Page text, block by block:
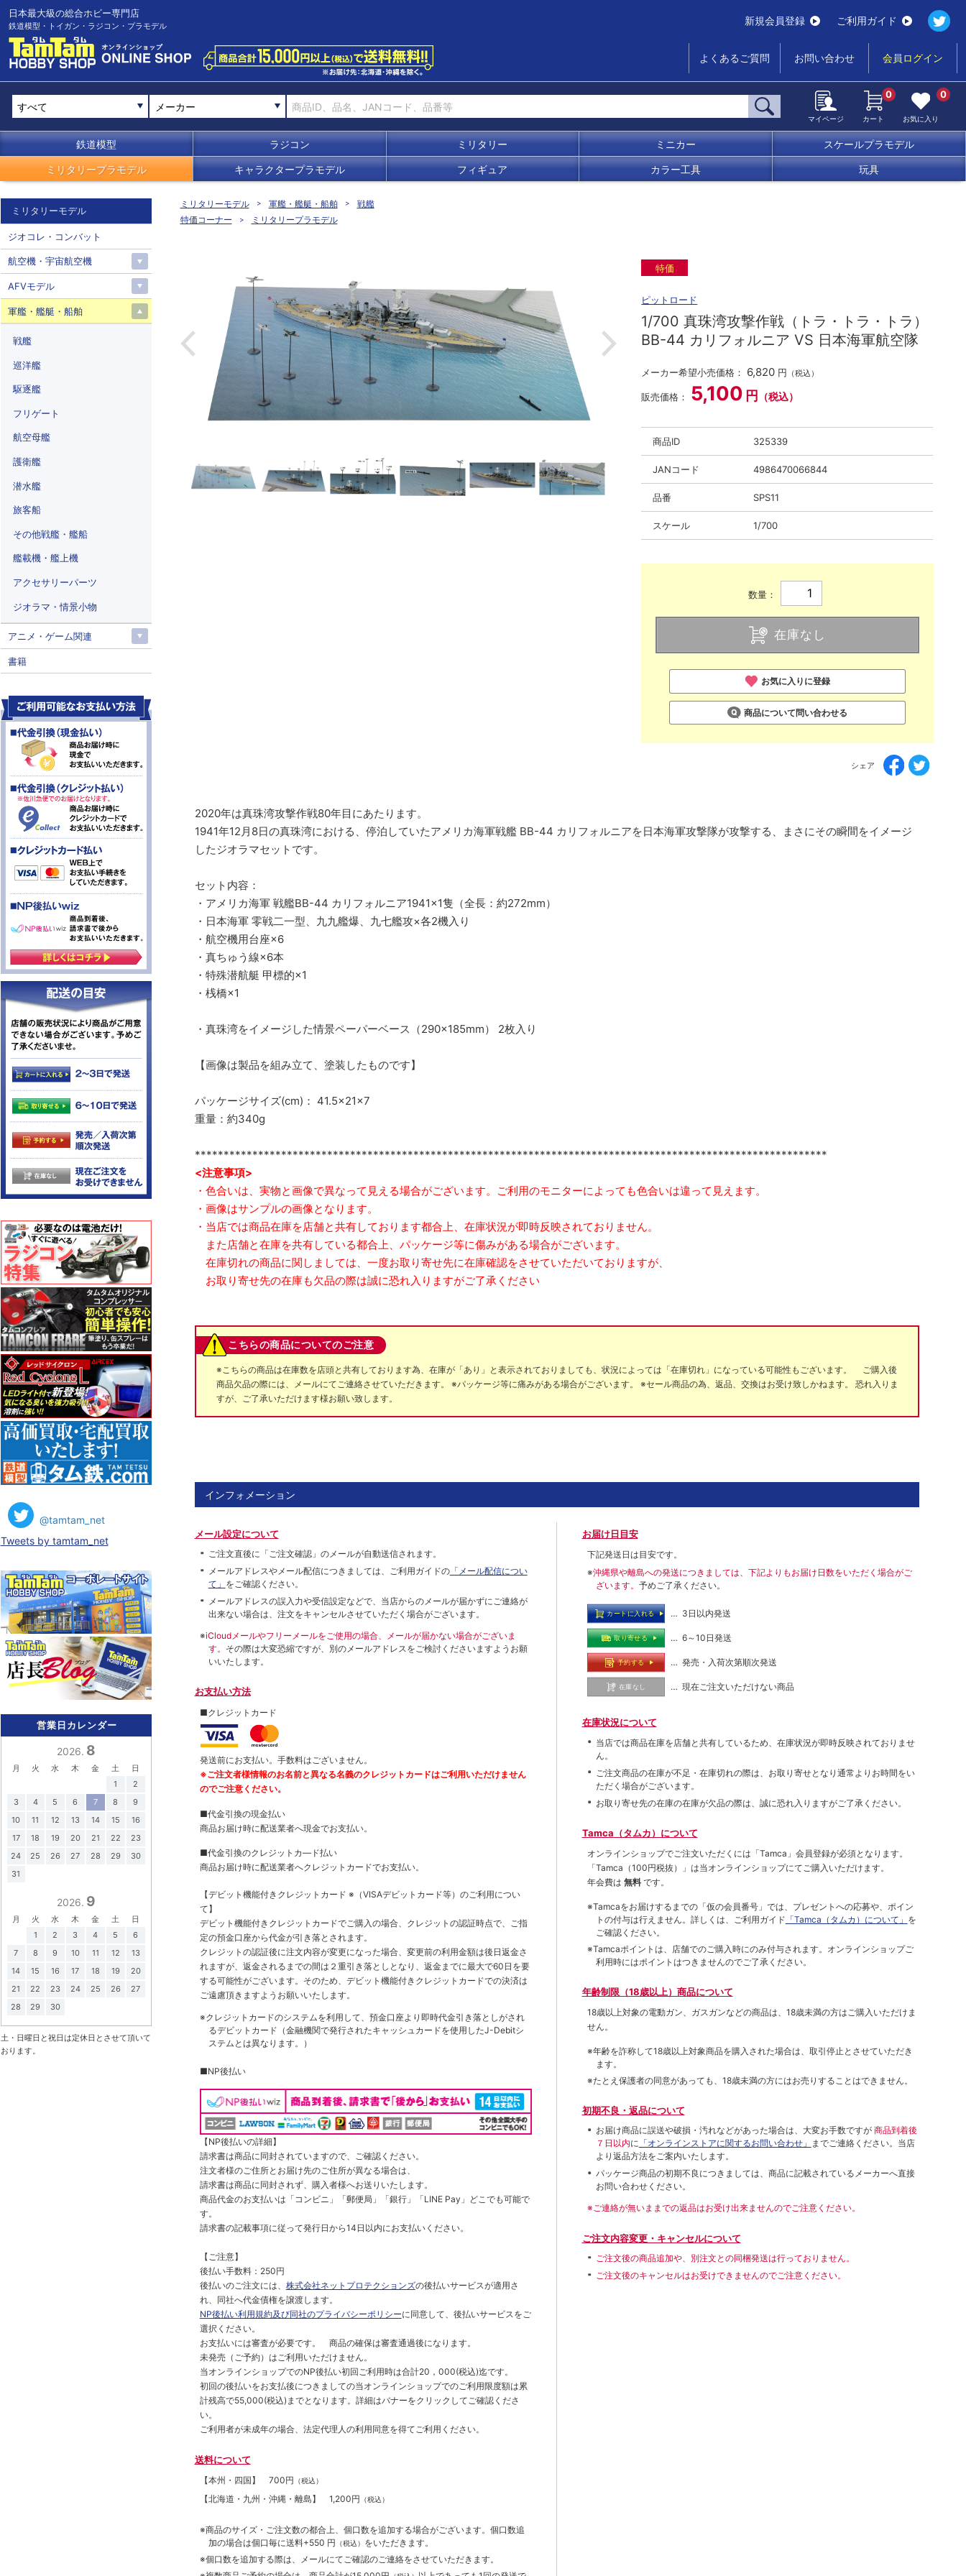
日本最大級の総合ホビー専門店
鉄道模型・トイガン・ラジコン・プラモデル 新規会員登録 ご利用ガイド
よくあるご質問 お問い合わせ 会員ログイン
メーカー
マイページ カート
0
お気に入り
0
鉄道模型 ラジコン ミリタリー ミニカー スケールプラモデル
ミリタリープラモデル キャラクタープラモデル フィギュア カラー工具 玩具
ミリタリーモデル 軍艦・艦艇・船舶
戦艦
特価コーナー
ミリタリープラモデル
特価
ピットロード
1/700 真珠湾攻撃作戦（トラ・トラ・トラ）
BB-44 カリフォルニア VS 日本海軍航空隊
メーカー希望小売価格： 6,820 円 （税込）
販売価格： 5,100 円 （税込）
商品ID 325339
JANコード 4986470066844
品番 SPS11
スケール 1/700
数量：
在庫なし
お気に入りに登録
商品について問い合わせる
シェア
2020年は真珠湾攻撃作戦80年目にあたります。
1941年12月8日の真珠湾における、停泊していたアメリカ海軍戦艦 BB-44 カリフォルニアを日本海軍攻撃隊が攻撃する、まさにその瞬間をイメージ
したジオラマセットです。
セット内容：
・アメリカ海軍 戦艦BB-44 カリフォルニア1941×1隻（全長：約272mm）
・日本海軍 零戦二一型、九九艦爆、九七艦攻×各2機入り
・航空機用台座×6
・真ちゅう線×6本
・特殊潜航艇 甲標的×1
・桟橋×1
・真珠湾をイメージした情景ペーパーベース（290×185mm） 2枚入り
【画像は製品を組み立て、塗装したものです】
パッケージサイズ(cm)： 41.5×21×7
重量：約340g
**************************************************************************************************************
<注意事項>
・色合いは、実物と画像で異なって見える場合がございます。ご利用のモニターによっても色合いは違って見えます。
・画像はサンプルの画像となります。
・当店では商品在庫を店舗と共有しております都合上、在庫状況が即時反映されておりません。
また店舗と在庫を共有している都合上、パッケージ等に傷みがある場合がございます。
在庫切れの商品に関しましては、一度お取り寄せ先に在庫確認をさせていただいておりますが、
お取り寄せ先の在庫も欠品の際は誠に恐れ入りますがご了承ください
こちらの商品についてのご注意
※こちらの商品は在庫数を店頭と共有しております為、在庫が「あり」と表示されておりましても、状況によっては「在庫切れ」になっている可能性もございます。 ご購入後
商品欠品の際には、メールにてご連絡させていただきます。 ※パッケージ等に痛みがある場合がございます。 ※セール商品の為、返品、交換はお受け致しかねます。 恐れ入りま
すが、ご了承いただけます様お願い致します。
インフォメーション
メール設定について
ご注文直後に「ご注文確認」のメールが自動送信されます。
メールアドレスやメール配信につきましては、ご利用ガイドの「メール配信につい
て」 をご確認ください。
メールアドレスの誤入力や受信設定などで、当店からのメールが届かずにご連絡が
出来ない場合は、注文をキャンセルさせていただく場合がございます。
※iCloudメールやフリーメールをご使用の場合、メールが届かない場合がございま
す。 その際は大変恐縮ですが、別のメールアドレスをご検討くださいますようお願
いいたします。
お支払い方法
■クレジットカード
発送前にお支払い。手数料はございません。
※ご注文者様情報のお名前と異なる名義のクレジットカードはご利用いただけません
のでご注意ください。
■代金引換の現金払い
商品お届け時に配送業者へ現金でお支払い。
■代金引換のクレジットカ―ド払い
商品お届け時に配送業者へクレジットカードでお支払い。
【デビット機能付きクレジットカード ※（VISAデビットカード等） のご利用につい
て】
デビット機能付きクレジットカードでご購入の場合、クレジットの認証時点で、ご指
定の預金口座から代金が引き落とされます。
クレジットの認証後に注文内容が変更になった場合、変更前の利用金額は後日返金さ
れますが、返金されるまでの間は２重引き落としとなり、返金までに最大で60日を要
する可能性がございます。そのため、デビット機能付きクレジットカードでの決済は
ご遠慮頂きますようお願いいたします。
※クレジットカードのシステムを利用して、預金口座より即時代金引き落としがされ
るデビットカード（金融機関で発行されたキャッシュカードを使用したJ-Debitシ
ステムとは異なります。）
■NP後払い
【NP後払いの詳細】
請求書は商品に同封されていますので、ご確認ください。
注文者様のご住所とお届け先のご住所が異なる場合は、
請求書は商品に同封されず、購入者様へお送りいたします。
商品代金のお支払いは「コンビニ」「郵便局」「銀行」「LINE Pay」どこでも可能で
す。
請求書の記載事項に従って発行日から14日以内にお支払いください。
【ご注意】
後払い手数料：250円
後払いのご注文には、 株式会社ネットプロテクションズの後払いサービスが適用さ
れ、同社へ代金債権を譲渡します。
NP後払い利用規約及び同社のプライバシーポリシーに同意して、後払いサービスをご
選択ください。
お支払いには審査が必要です。 商品の確保は審査通過後になります。
未発売（ご予約）はご利用いただけません。
当オンラインショップでのNP後払い初回ご利用時は合計20，000(税込)迄です。
初回の後払いをお支払後につきましての当オンラインショップでのご利用限度額は累
計残高で55,000(税込)までとなります。詳細はバナーをクリックしてご確認くださ
い。
ご利用者が未成年の場合、法定代理人の利用同意を得てご利用ください。
送料について
【本州・四国】 700円 （税込）
【北海道・九州・沖縄・離島】 1,200円 （税込）
※商品のサイズ・ご注文数の都合上、個口数を追加する場合がございます。個口数追
加の場合は個口毎に送料+550 円 （税込） をいただきます。
※個口数を追加する際は、メールにてご確認のご連絡をさせていただきます。
お届け日目安
下記発送日は目安です。
※沖縄県や離島への発送につきましては、下記よりもお届け日数をいただく場合がご
ざいます。 予めご了承ください。
カートに入れる … 3日以内発送
取り寄せる … 6～10日発送
予約する … 発売・入荷次第順次発送
在庫なし … 現在ご注文いただけない商品
在庫状況について
当店では商品在庫を店舗と共有しているため、在庫状況が即時反映されておりませ
ん。
ご注文商品の在庫が不足・在庫切れの際は、お取り寄せとなり通常よりお時間をい
ただく場合がございます。
お取り寄せ先の在庫の在庫が欠品の際は、誠に恐れ入りますがご了承ください。
Tamca（タムカ）について
オンラインショップでご注⽂いただくには「Tamca」会員登録が必須となります。
「Tamca （100円税抜）
」は当オンラインショップにてご購⼊いただけます。
年会費は 無料 です。
※Tamcaをお届けするまでの「仮の会員番号」では、プレゼントへの応募や、ポイン
トの付与は⾏えません。詳しくは、ご利⽤ガイド 「Tamca（タムカ）について」 を
ご確認ください。
※Tamcaポイントは、店舗でのご購⼊時にのみ付与されます。オンラインショップご
利用時にはポイントはつきませんのでご了承ください。
年齢制限（18歳以上）商品について
18歳以上対象の電動ガン、ガスガンなどの商品は、18歳未満の方はご購入いただけま
せん。
※年齢を詐称して18歳以上対象商品を購入された場合は、取引停止とさせていただき
ます。
※たとえ保護者の同意があっても、18歳未満の方にはお売りすることはできません。
初期不良・返品について
お届け商品に誤送や破損・汚れなどがあった場合は、大変お手数ですが 商品到着後
７日以内に 「オンラインストアに関するお問い合わせ」 までご連絡ください。当店
より返品方法をご案内いたします。
パッケージ商品の初期不良につきましては、商品に記載されているメーカーへ直接
お問い合わせください。
※ご連絡が無いままでの返品はお受け出来ませんのでご注意ください。
ご注文内容変更・キャンセルについて
ご注文後の商品追加や、別注文との同梱発送は行っておりません。
ご注文後のキャンセルはお受けできませんのでご注意ください。
ミリタリーモデル
ジオコレ・コンバット
航空機・宇宙航空機
AFVモデル
軍艦・艦艇・船舶
戦艦
巡洋艦
駆逐艦
フリゲート
航空母艦
護衛艦
潜水艦
旅客船
その他戦艦・艦船
艦載機・艦上機
アクセサリーパーツ
ジオラマ・情景小物
アニメ・ゲーム関連
書籍
@tamtam_net
Tweets by tamtam_net
営業日カレンダー
2026. 8
月 火 水 木 金 土
日
1
2
3
4 5 6 7 8
9
10
11 12 13 14 15
16
17
18 19 20 21 22
23
24
25 26 27 28 29
30
31
2026. 9
月 火 水 木 金 土
日
1
2 3 4 5
6
7
8 9 10 11 12
13
14
15 16 17 18 19
20
21
22 23 24 25 26
27
28
29 30
土・日曜日と祝日は定休日とさせて頂いて
おります。